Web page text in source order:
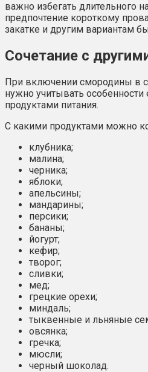
важно избегать длительного
предпочтение короткому
закатке и другим вариантам
Сочетание с
При включении смородины в
нужно учитывать особенности
продуктами питания.
С какими продуктами можно
клубника;
малина;
черника;
яблоки;
апельсины;
мандарины;
персики;
бананы;
йогурт;
кефир;
творог;
сливки;
мед;
грецкие орехи;
миндаль;
тыквенные и льняные
овсянка;
гречка;
мюсли;
черный шоколад.